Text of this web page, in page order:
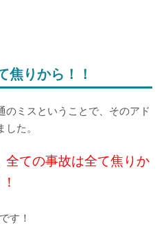
焦りから！！
のミスということで、そのアド
た。
全ての事故は全て焦りか
す！